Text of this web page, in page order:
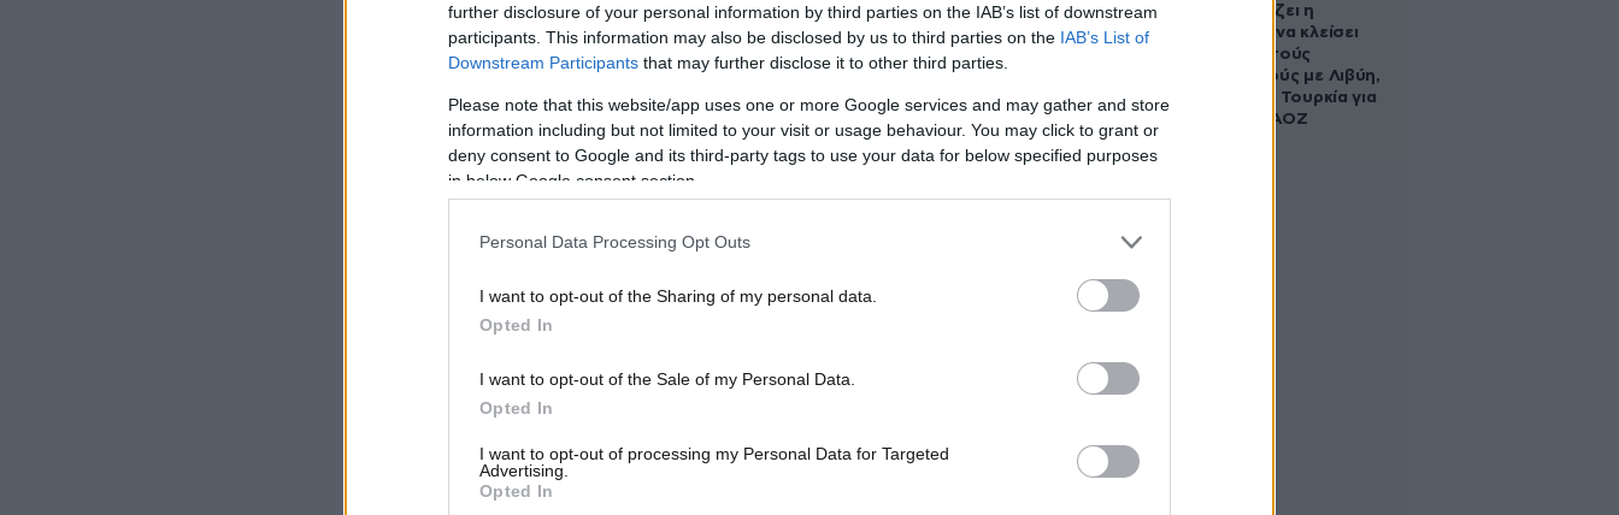
further disclosure of your personal information by third parties on the IAB’s list of downstream
participants. This information may also be disclosed by us to third parties on the IAB’s List of
Downstream Participants that may further disclose it to other third parties.
Please note that this website/app uses one or more Google services and may gather and store
information including but not limited to your visit or usage behaviour. You may click to grant or
deny consent to Google and its third-party tags to use your data for below specified purposes
in below Google consent section.
Personal Data Processing Opt Outs
I want to opt-out of the Sharing of my personal data.
Opted In
I want to opt-out of the Sale of my Personal Data.
Opted In
I want to opt-out of processing my Personal Data for Targeted
Advertising.
Opted In
Πώς σχεδιάζει η
κυβέρνηση να κλείσει
τους ανοιχτούς
λογαριασμούς με Λιβύη,
Αλβανία και Τουρκία για
τη χάραξη ΑΟΖ